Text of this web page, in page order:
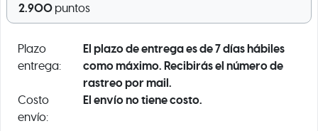
2.900 puntos
Plazo
entrega:
El plazo de entrega es de 7 días hábiles
como máximo. Recibirás el número de
rastreo por mail.
Costo
envío:
El envío no tiene costo.